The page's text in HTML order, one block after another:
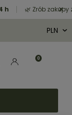
🌿 Zrób zakupy
×